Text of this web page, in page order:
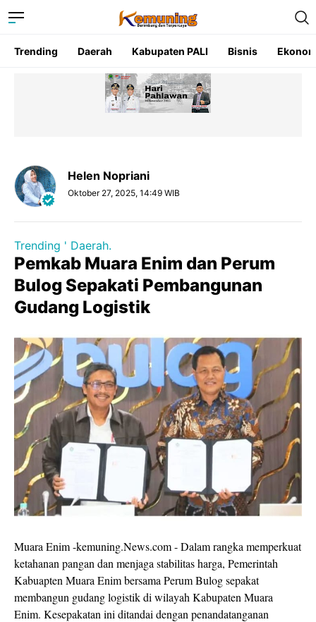
Trending Daerah Kabupaten PALI Bisnis
Helen Nopriani
Oktober 27, 2025, 14:49 WIB
Trending ' Daerah.
Pemkab Muara Enim dan Perum
Bulog Sepakati Pembangunan
Gudang Logistik
Muara Enim -kemuning.News.com - Dalam rangka memperkuat
ketahanan pangan dan menjaga stabilitas harga, Pemerintah
Kabuapten Muara Enim bersama Perum Bulog sepakat
membangun gudang logistik di wilayah Kabupaten Muara
Enim. Kesepakatan ini ditandai dengan penandatanganan